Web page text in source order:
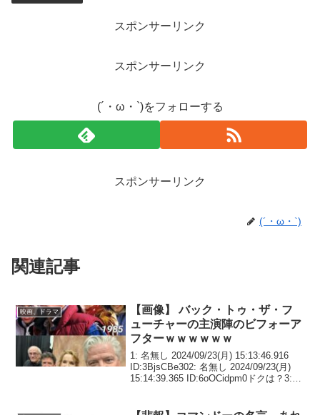
スポンサーリンク
スポンサーリンク
(´・ω・`)をフォローする
スポンサーリンク
(´・ω・`)
関連記事
映画、ドラマ
【画像】 バック・トゥ・ザ・フ
ューチャーの主演陣のビフォーア
フターｗｗｗｗｗｗ
1: 名無し 2024/09/23(月) 15:13:46.916
ID:3BjsCBe302: 名無し 2024/09/23(月)
15:14:39.365 ID:6oOCidpm0ドクは？3: